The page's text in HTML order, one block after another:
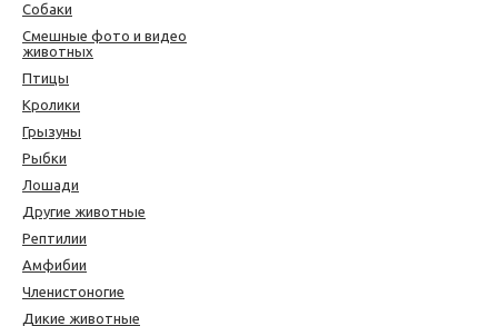
Собаки
Смешные фото и видео
животных
Птицы
Кролики
Грызуны
Рыбки
Лошади
Другие животные
Рептилии
Амфибии
Членистоногие
Дикие животные